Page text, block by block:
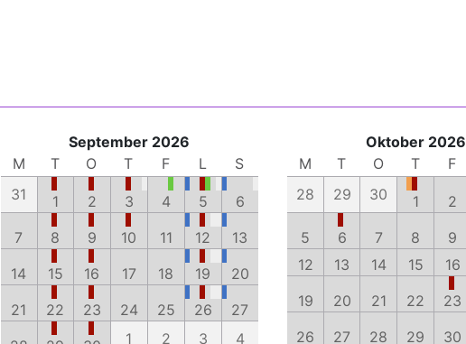
September 2026
M
T O T F L
S
31
1 2 3 4 5
6
7
8 9 10 11 12
13
14
15 16 17 18 19
20
21
22 23 24 25 26
27
1 2 3 4
Oktober 2026
M
T O T F
28
29 30 1 2
5
6 7 8 9
12
13 14 15 16
19
20 21 22 23
26
27 28 29 30